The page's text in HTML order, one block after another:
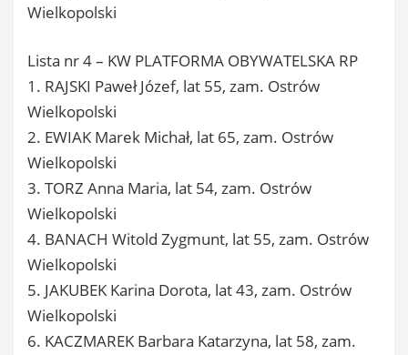
Wielkopolski
Lista nr 4 – KW PLATFORMA OBYWATELSKA RP
1. RAJSKI Paweł Józef, lat 55, zam. Ostrów
Wielkopolski
2. EWIAK Marek Michał, lat 65, zam. Ostrów
Wielkopolski
3. TORZ Anna Maria, lat 54, zam. Ostrów
Wielkopolski
4. BANACH Witold Zygmunt, lat 55, zam. Ostrów
Wielkopolski
5. JAKUBEK Karina Dorota, lat 43, zam. Ostrów
Wielkopolski
6. KACZMAREK Barbara Katarzyna, lat 58, zam.